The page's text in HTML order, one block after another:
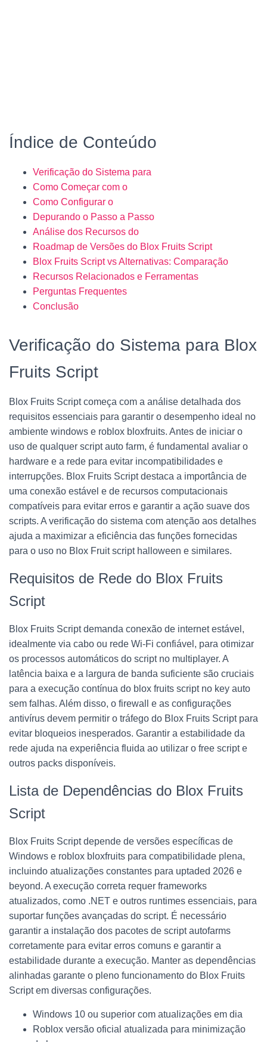
Índice de Conteúdo
Verificação do Sistema para
Como Começar com o
Como Configurar o
Depurando o Passo a Passo
Análise dos Recursos do
Roadmap de Versões do Blox Fruits Script
Blox Fruits Script vs Alternativas: Comparação
Recursos Relacionados e Ferramentas
Perguntas Frequentes
Conclusão
Verificação do Sistema para Blox
Fruits Script
Blox Fruits Script começa com a análise detalhada dos
requisitos essenciais para garantir o desempenho ideal no
ambiente windows e roblox bloxfruits. Antes de iniciar o
uso de qualquer script auto farm, é fundamental avaliar o
hardware e a rede para evitar incompatibilidades e
interrupções. Blox Fruits Script destaca a importância de
uma conexão estável e de recursos computacionais
compatíveis para evitar erros e garantir a ação suave dos
scripts. A verificação do sistema com atenção aos detalhes
ajuda a maximizar a eficiência das funções fornecidas
para o uso no Blox Fruit script halloween e similares.
Requisitos de Rede do Blox Fruits
Script
Blox Fruits Script demanda conexão de internet estável,
idealmente via cabo ou rede Wi-Fi confiável, para otimizar
os processos automáticos do script no multiplayer. A
latência baixa e a largura de banda suficiente são cruciais
para a execução contínua do blox fruits script no key auto
sem falhas. Além disso, o firewall e as configurações
antivírus devem permitir o tráfego do Blox Fruits Script para
evitar bloqueios inesperados. Garantir a estabilidade da
rede ajuda na experiência fluida ao utilizar o free script e
outros packs disponíveis.
Lista de Dependências do Blox Fruits
Script
Blox Fruits Script depende de versões específicas de
Windows e roblox bloxfruits para compatibilidade plena,
incluindo atualizações constantes para uptaded 2026 e
beyond. A execução correta requer frameworks
atualizados, como .NET e outros runtimes essenciais, para
suportar funções avançadas do script. É necessário
garantir a instalação dos pacotes de script autofarms
corretamente para evitar erros comuns e garantir a
estabilidade durante a execução. Manter as dependências
alinhadas garante o pleno funcionamento do Blox Fruits
Script em diversas configurações.
Windows 10 ou superior com atualizações em dia
Roblox versão oficial atualizada para minimização